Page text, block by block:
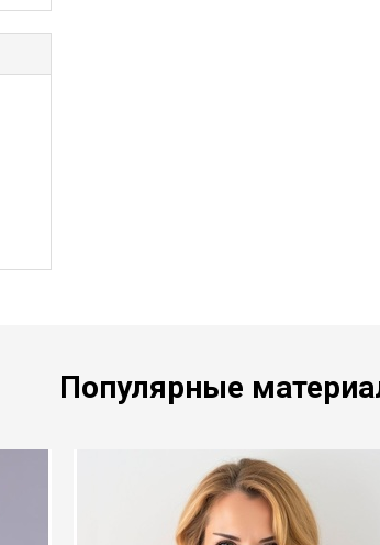
Популярные